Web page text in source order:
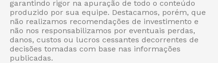
garantindo rigor na apuração de todo o conteúdo
produzido por sua equipe. Destacamos, porém, que
não realizamos recomendações de investimento e
não nos responsabilizamos por eventuais perdas,
danos, custos ou lucros cessantes decorrentes de
decisões tomadas com base nas informações
publicadas.